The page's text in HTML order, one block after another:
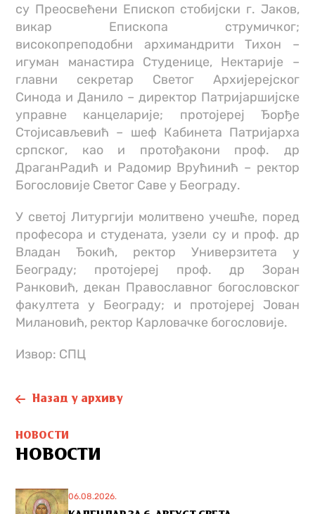
су Преосвећени Епископ стобијски г. Јаков,
викар Епископа струмичког;
високопреподобни архимандрити Тихон –
игуман манастира Студенице, Нектарије –
главни секретар Светог Архијерејског
Синода и Данило – директор Патријаршијске
управне канцеларије; протојереј Ђорђе
Стојисављевић – шеф Кабинета Патријарха
српског, као и протођакони проф. др
ДраганРадић и Радомир Врућинић – ректор
Богословије Светог Саве у Београду.
У светој Литургији молитвено учешће, поред
професора и студената, узели су и проф. др
Владан Ђокић, ректор Универзитета у
Београду; протојереј проф. др Зоран
Ранковић, декан Православног богословског
факултета у Београду; и протојереј Јован
Милановић, ректор Карловачке богословије.
Извор: СПЦ
Назад у архиву
НОВОСТИ
НОВОСТИ
06.08.2026.